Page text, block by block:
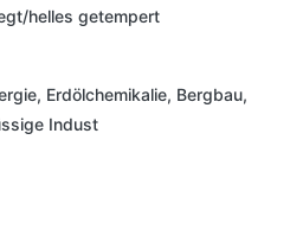
helles getempert
Erdölchemikalie, Bergbau,
Indust